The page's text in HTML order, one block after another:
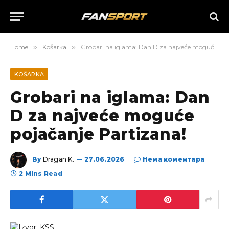
Home » Košarka » Grobari na iglama: Dan D za najveće moguće pojačanje Partizana!
KOŠARKA
Grobari na iglama: Dan
D za najveće moguće
pojačanje Partizana!
By Dragan K. 27.06.2026
Нема коментара
2 Mins Read